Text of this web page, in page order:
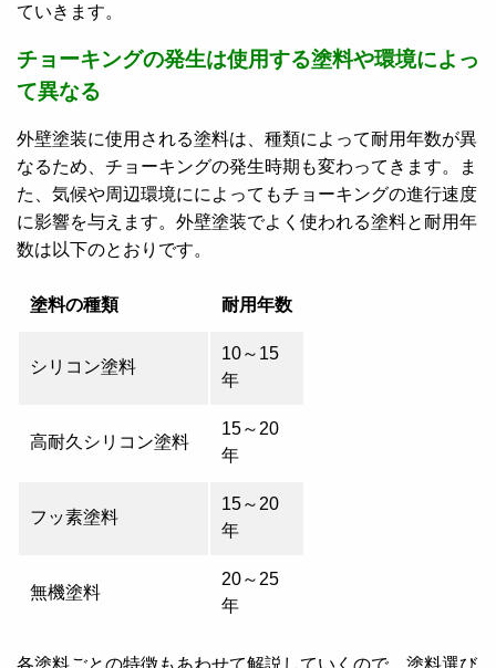
ていきます。
チョーキングの発生は使用する塗料や環境によっ
て異なる
外壁塗装に使用される塗料は、種類によって耐用年数が異
なるため、チョーキングの発生時期も変わってきます。ま
た、気候や周辺環境にによってもチョーキングの進行速度
に影響を与えます。 外壁塗装でよく使われる塗料と耐用年
数は以下のとおりです。
塗料の種類 耐用年数
シリコン塗料
10～15
年
高耐久シリコン塗料
15～20
年
フッ素塗料
15～20
年
無機塗料
20～25
年
各塗料ごとの特徴もあわせて解説していくので、塗料選び